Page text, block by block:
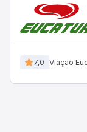
7,0 Viação